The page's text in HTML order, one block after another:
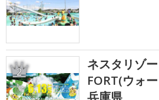
2
ネスタリゾ
FORT(ウォ